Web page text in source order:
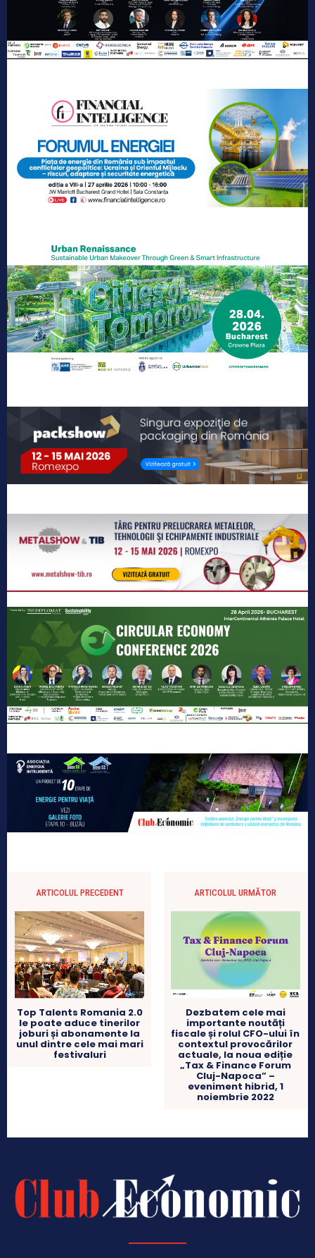
ARTICOLUL PRECEDENT
Top Talents Romania 2.0
le poate aduce tinerilor
joburi și abonamente la
unul dintre cele mai mari
festivaluri
ARTICOLUL URMĂTOR
Dezbatem cele mai
importante noutăți
fiscale și rolul CFO-ului în
contextul provocărilor
actuale, la noua ediție
„Tax & Finance Forum
Cluj-Napoca” –
eveniment hibrid, 1
noiembrie 2022